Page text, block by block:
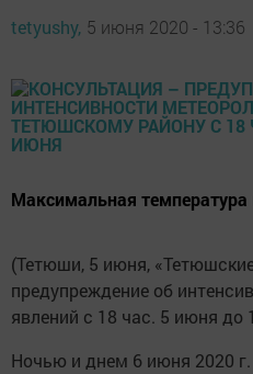
tetyushy, 5 июня 2020 - 13:36
Максимальная температура
(Тетюши, 5 июня,
предупреждение об
явлений с 18 час. 5 июня до
Ночью и днем 6 июня 2020 г.